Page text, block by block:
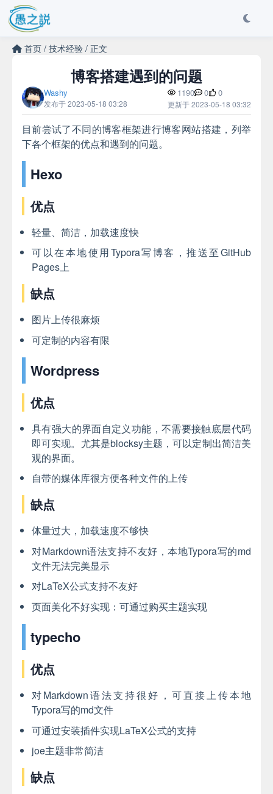
首页 / 技术经验 / 正文
博客搭建遇到的问题
Washy
发布于 2023-05-18 03:28
1190 0 0
更新于 2023-05-18 03:32
目前尝试了不同的博客框架进行博客网站搭建，列举
下各个框架的优点和遇到的问题。
Hexo
优点
轻量、简洁，加载速度快
可以在本地使用Typora写博客，推送至GitHub
Pages上
缺点
图片上传很麻烦
可定制的内容有限
Wordpress
优点
具有强大的界面自定义功能，不需要接触底层代码
即可实现。尤其是blocksy主题，可以定制出简洁美
观的界面。
自带的媒体库很方便各种文件的上传
缺点
体量过大，加载速度不够快
对Markdown语法支持不友好，本地Typora写的md
文件无法完美显示
对LaTeX公式支持不友好
页面美化不好实现：可通过购买主题实现
typecho
优点
对Markdown语法支持很好，可直接上传本地
Typora写的md文件
可通过安装插件实现LaTeX公式的支持
joe主题非常简洁
缺点